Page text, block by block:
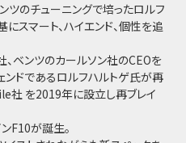
のチューニングで培ったロルフ
スマート、ハイエンド、個性を追
ベンツのカールソン社のCEOを
ンドであるロルフハルトゲ氏が再
を2019年に設立し再ブレイ
F10が誕生。